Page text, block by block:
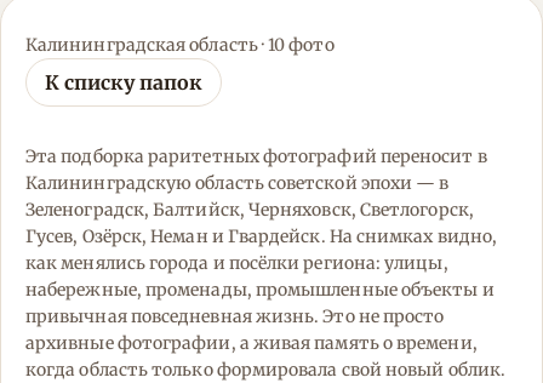
Калининградская область · 10 фото
К списку папок
Эта подборка раритетных фотографий переносит в
Калининградскую область советской эпохи — в
Зеленоградск, Балтийск, Черняховск, Светлогорск,
Гусев, Озёрск, Неман и Гвардейск. На снимках видно,
как менялись города и посёлки региона: улицы,
набережные, променады, промышленные объекты и
привычная повседневная жизнь. Это не просто
архивные фотографии, а живая память о времени,
когда область только формировала свой новый облик.